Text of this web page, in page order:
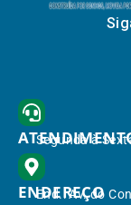
Segunda à
ENDEREÇO
End.: Av. do